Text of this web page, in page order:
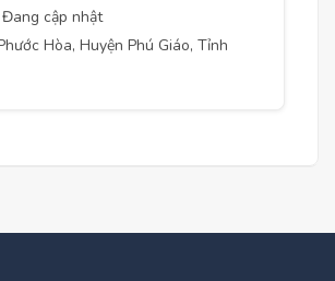
cập nhật
Hòa, Huyện Phú Giáo, Tỉnh